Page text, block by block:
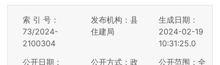
索 引 号：
73/2024-
2100304
发布机构：县
住建局
生成日期：
2024-02-19
10:31:25.0
公开日期：
公开方式：政
公开范围：全